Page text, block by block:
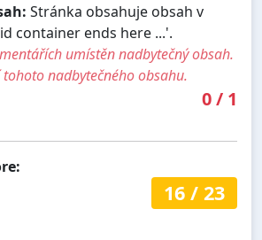
Stránka obsahuje obsah v
container ends here ...'.
umístěn nadbytečný obsah.
nadbytečného obsahu.
0/ 1
16/ 23